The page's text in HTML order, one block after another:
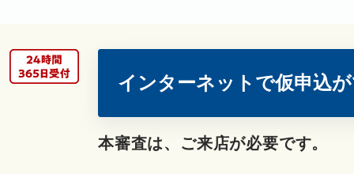
インターネットで仮申込
本審査は、ご来店が必要です。